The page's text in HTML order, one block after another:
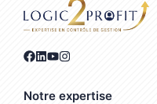
Notre expertise